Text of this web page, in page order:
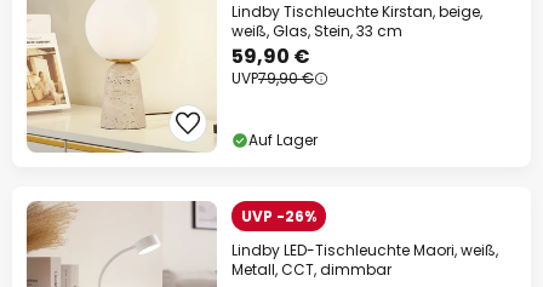
Lindby Tischleuchte Kirstan, beige,
weiß, Glas, Stein, 33 cm
59,90 €
UVP79,90 €
Auf Lager
UVP -26%
Lindby LED-Tischleuchte Maori, weiß,
Metall, CCT, dimmbar